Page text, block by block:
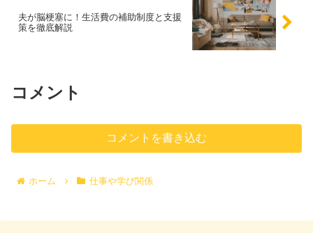
夫が脳梗塞に！生活費の補助制度と支援
策を徹底解説
コメント
コメントを書き込む
ホーム 仕事や学び関係